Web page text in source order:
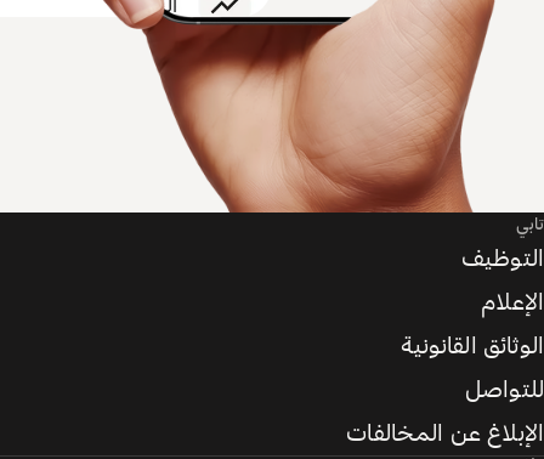
تابي
التوظيف
الإعلام
الوثائق القانونية
للتواصل
الإبلاغ عن المخالفات